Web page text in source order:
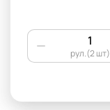
рул.(2 шт)